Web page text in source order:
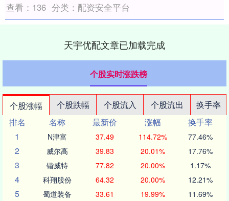
查看： 136 分类： 配资安全平台
天宇优配文章已加载完成
个股实时涨跌榜
个股涨幅 个股跌幅 个股流入 个股流出
换手率
排名
名称 最新价 涨幅
换手率
1
N津富 37.49 114.72% 77.46%
2 威尔高 39.83 20.01% 17.76%
3 锴威特 77.82 20.00% 1.17%
4 科翔股份 64.32 20.00% 12.21%
5 蜀道装备 33.61 19.99% 11.69%